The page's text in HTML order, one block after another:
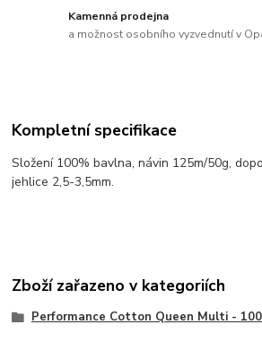
Kamenná prodejna
a možnost osobního vyzvednutí v
Kompletní specifikace
Složení 100% bavlna, návin 125m/50g,
jehlice 2,5-3,5mm.
Zboží zařazeno v kategoriích
Performance Cotton Queen Multi -